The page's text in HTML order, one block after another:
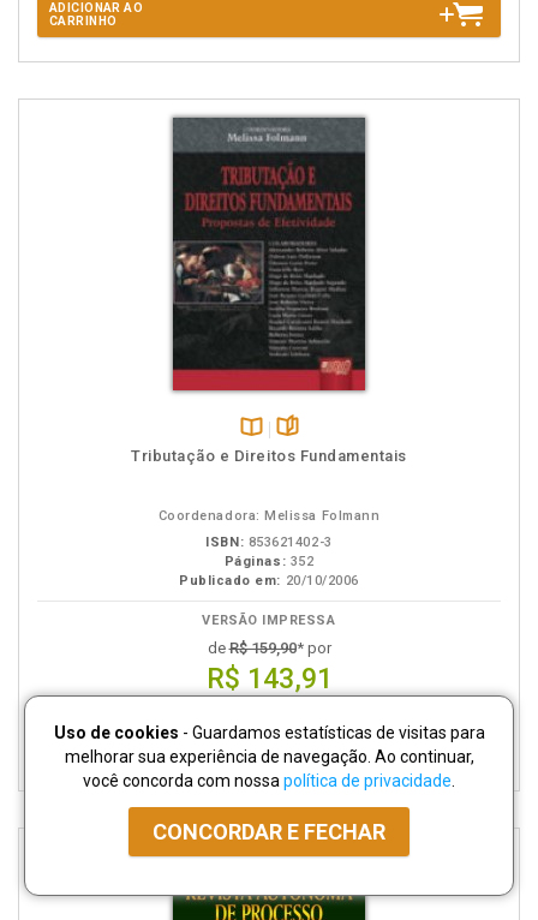
ADICIONAR AO
CARRINHO
Disponível
páginas
Tributação e Direitos Fundamentais
Coordenadora: Melissa Folmann
ISBN: 853621402-3
Páginas: 352
Publicado em: 20/10/2006
VERSÃO IMPRESSA
deR$ 159,90* por
R$ 143,91
ADICIONAR AO
CARRINHO
Uso de cookies - Guardamos estatísticas de visitas para
melhorar sua experiência de navegação. Ao continuar,
você concorda com nossa política de privacidade
CONCORDAR E FECHAR